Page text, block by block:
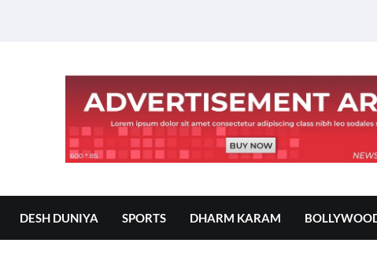
DESH DUNIYA SPORTS DHARM KARAM